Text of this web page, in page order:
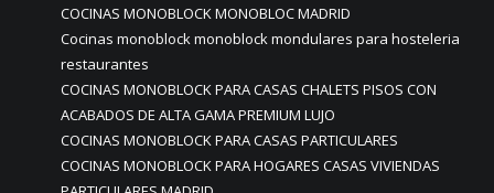
COCINAS MONOBLOCK MONOBLOC MADRID
Cocinas monoblock monoblock mondulares para hosteleria
restaurantes
COCINAS MONOBLOCK PARA CASAS CHALETS PISOS CON
ACABADOS DE ALTA GAMA PREMIUM LUJO
COCINAS MONOBLOCK PARA CASAS PARTICULARES
COCINAS MONOBLOCK PARA HOGARES CASAS VIVIENDAS